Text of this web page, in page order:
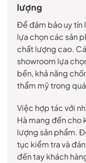
lượng
Để đảm bảo uy tín
lựa chọn các sản
chất lượng cao.
showroom lựa
bền, khả năng
thẩm mỹ trong
Việc hợp tác với
Hà mang đến cho
lượng sản phẩm.
tục kiểm tra và
đến tay khách